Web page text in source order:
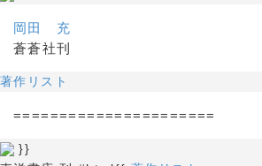
岡田 充
蒼蒼社刊
著作リスト
======================
}} [[久保